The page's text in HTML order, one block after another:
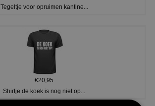
Tegeltje voor opruimen kantine...
€20,95
Shirtje de koek is nog niet op...